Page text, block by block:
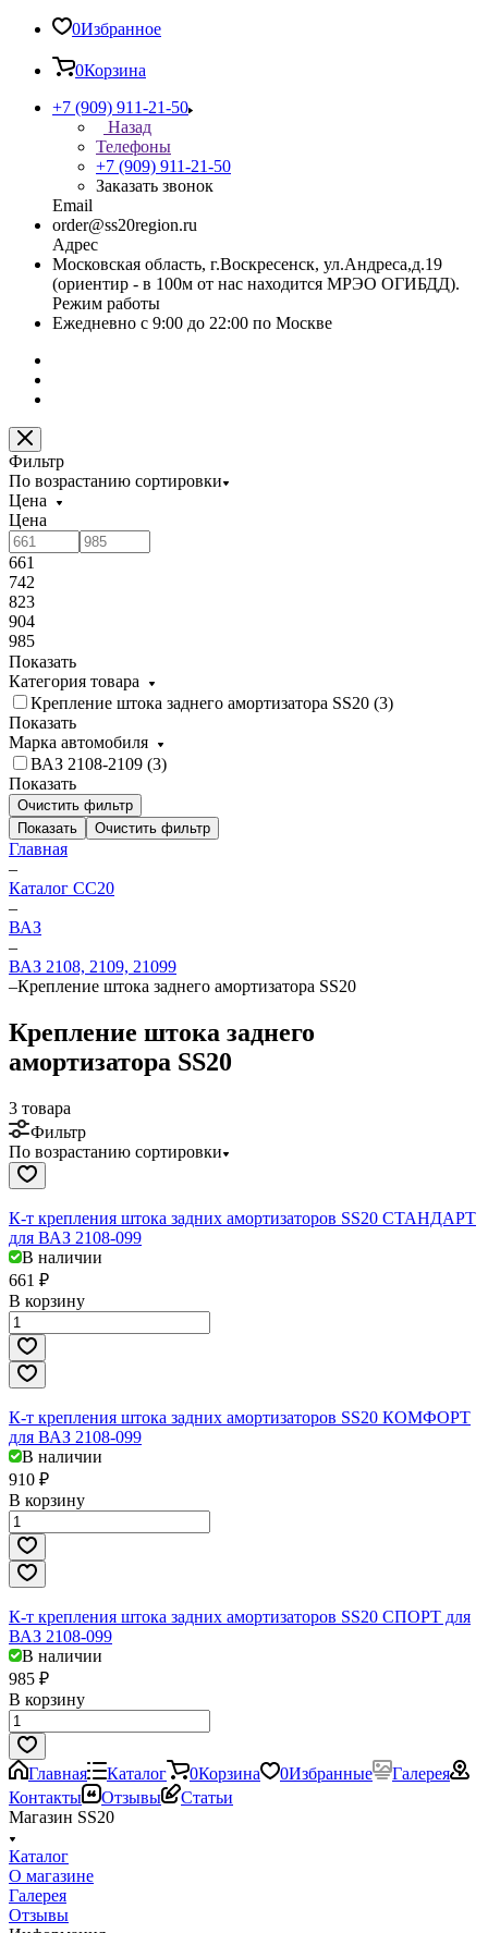
0Избранное
0Корзина
+7 (909) 911-21-50
Назад
Телефоны
+7 (909) 911-21-50
Заказать звонок
Email
order@ss20region.ru
Адрес
Московская область, г.Воскресенск, ул.Андреса,д.19
(ориентир - в 100м от нас находится МРЭО ОГИБДД).
Режим работы
Ежедневно с 9:00 до 22:00 по Москве
Фильтр
По возрастанию сортировки
Цена
Цена
661
742
823
904
985
Показать
Категория товара
Крепление штока заднего амортизатора SS20 (3)
Показать
Марка автомобиля
ВАЗ 2108-2109 (3)
Показать
Очистить фильтр
Показать
Очистить фильтр
Главная
–
Каталог CC20
–
ВАЗ
–
ВАЗ 2108, 2109, 21099
–Крепление штока заднего амортизатора SS20
Крепление штока заднего
амортизатора SS20
3 товара
Фильтр
По возрастанию сортировки
К-т крепления штока задних амортизаторов SS20 СТАНДАРТ
для ВАЗ 2108-099
В наличии
661 ₽
В корзину
К-т крепления штока задних амортизаторов SS20 КОМФОРТ
для ВАЗ 2108-099
В наличии
910 ₽
В корзину
К-т крепления штока задних амортизаторов SS20 СПОРТ для
ВАЗ 2108-099
В наличии
985 ₽
В корзину
Главная Каталог 0Корзина 0Избранные
Галерея
Контакты
Отзывы
Статьи
Магазин SS20
Каталог
О магазине
Галерея
Отзывы